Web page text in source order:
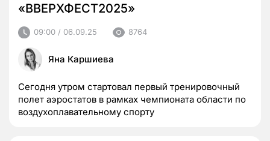
«ВВЕРХФЕСТ2025»
09:00 / 06.09.25 8764
Яна Каршиева
Сегодня утром стартовал первый тренировочный
полет аэростатов в рамках чемпионата области по
воздухоплавательному спорту